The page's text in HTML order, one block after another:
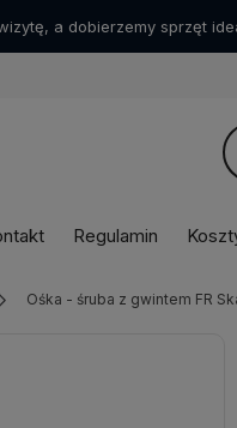
a dobierzemy sprzęt
Regulamin
Ośka - śruba z gwintem FR